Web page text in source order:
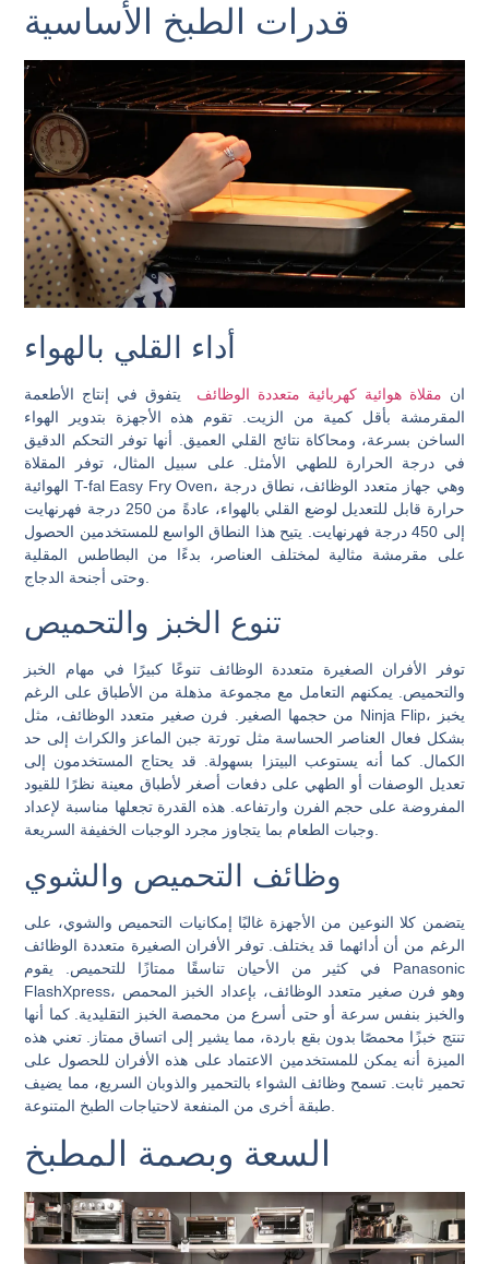
قدرات الطبخ الأساسية
أداء القلي بالهواء
ان مقلاة هوائية كهربائية متعددة الوظائف
يتفوق في إنتاج الأطعمة
المقرمشة بأقل كمية من الزيت. تقوم هذه الأجهزة بتدوير الهواء
الساخن بسرعة، ومحاكاة نتائج القلي العميق. أنها توفر التحكم الدقيق
في درجة الحرارة للطهي الأمثل. على سبيل المثال، توفر المقلاة
الهوائية T-fal Easy Fry Oven، وهي جهاز متعدد الوظائف، نطاق درجة
حرارة قابل للتعديل لوضع القلي بالهواء، عادةً من 250 درجة فهرنهايت
إلى 450 درجة فهرنهايت. يتيح هذا النطاق الواسع للمستخدمين الحصول
على مقرمشة مثالية لمختلف العناصر، بدءًا من البطاطس المقلية
تنوع الخبز والتحميص
توفر الأفران الصغيرة متعددة الوظائف تنوعًا كبيرًا في مهام الخبز
والتحميص. يمكنهم التعامل مع مجموعة مذهلة من الأطباق على الرغم
من حجمها الصغير. فرن صغير متعدد الوظائف، مثل Ninja Flip، يخبز
بشكل فعال العناصر الحساسة مثل تورتة جبن الماعز والكراث إلى حد
الكمال. كما أنه يستوعب البيتزا بسهولة. قد يحتاج المستخدمون إلى
تعديل الوصفات أو الطهي على دفعات أصغر لأطباق معينة نظرًا للقيود
المفروضة على حجم الفرن وارتفاعه. هذه القدرة تجعلها مناسبة لإعداد
وجبات الطعام بما يتجاوز مجرد الوجبات الخفيفة السريعة.
وظائف التحميص والشوي
يتضمن كلا النوعين من الأجهزة غالبًا إمكانيات التحميص والشوي، على
الرغم من أن أدائهما قد يختلف. توفر الأفران الصغيرة متعددة الوظائف
في كثير من الأحيان تناسقًا ممتازًا للتحميص. يقوم Panasonic
FlashXpress، وهو فرن صغير متعدد الوظائف، بإعداد الخبز المحمص
والخبز بنفس سرعة أو حتى أسرع من محمصة الخبز التقليدية. كما أنها
تنتج خبزًا محمصًا بدون بقع باردة، مما يشير إلى اتساق ممتاز. تعني هذه
الميزة أنه يمكن للمستخدمين الاعتماد على هذه الأفران للحصول على
تحمير ثابت. تسمح وظائف الشواء بالتحمير والذوبان السريع، مما يضيف
السعة وبصمة المطبخ